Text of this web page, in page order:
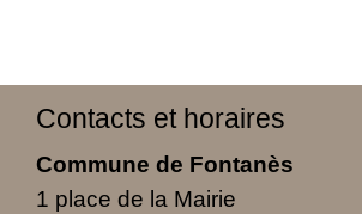
Contacts et horaires
Commune de Fontanès
1 place de la Mairie